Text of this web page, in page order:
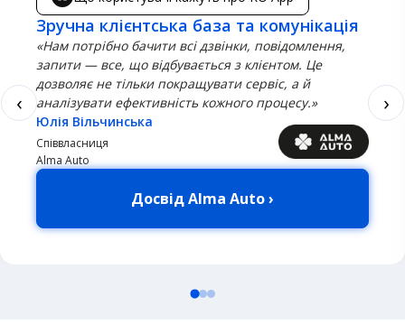
Зручна клієнтська база та комунікація
«Нам потрібно бачити всі дзвінки, повідомлення,
запити — все, що відбувається з клієнтом. Це
дозволяє не тільки покращувати сервіс, а й
аналізувати ефективність кожного процесу.»
Юлія Вільчинська
Співвласниця
Alma Auto
Досвід Alma Auto ›
‹ ›